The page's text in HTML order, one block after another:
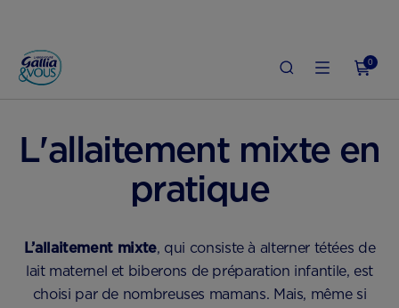
0
ALLAITEMENT MATERNEL : INFOS, BIENFAITS ET CONSEILS PRATIQUES
L'allaitement mixte en
pratique
L’allaitement mixte, qui consiste à alterner tétées de
lait maternel et biberons de préparation infantile, est
choisi par de nombreuses mamans. Mais, même si